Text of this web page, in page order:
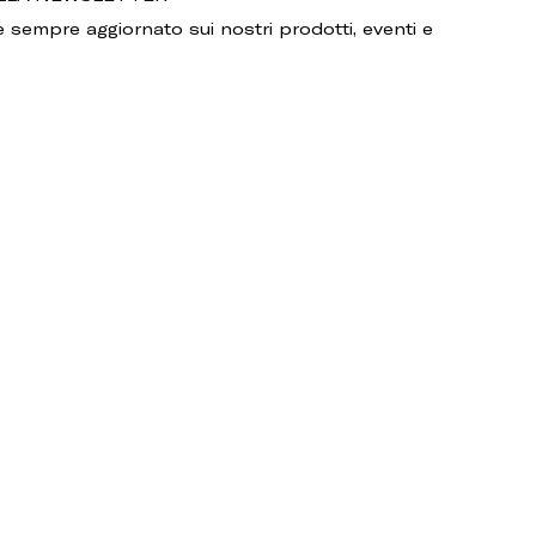
sempre aggiornato sui nostri prodotti, eventi e